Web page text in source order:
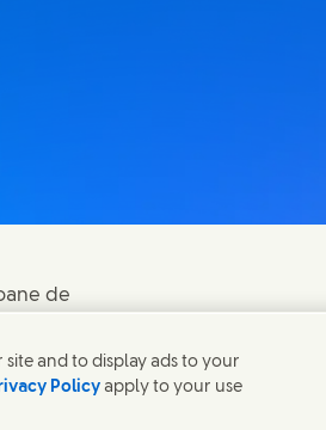
de
and to display ads to your
Policyapply to your use